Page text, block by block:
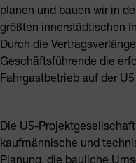
planen und bauen wir in
größten innerstädtischen
Durch die
Geschäftsführende die
Fahrgastbetrieb auf der
Die U5-
kaufmännische und
Planung, die bauliche